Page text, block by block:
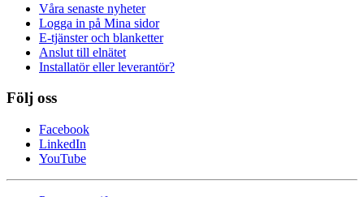
Våra senaste nyheter
Logga in på Mina sidor
E-tjänster och blanketter
Anslut till elnätet
Installatör eller leverantör?
Följ oss
Facebook
LinkedIn
YouTube